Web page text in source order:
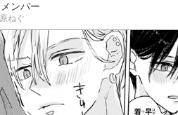
メンバー
ねぐ